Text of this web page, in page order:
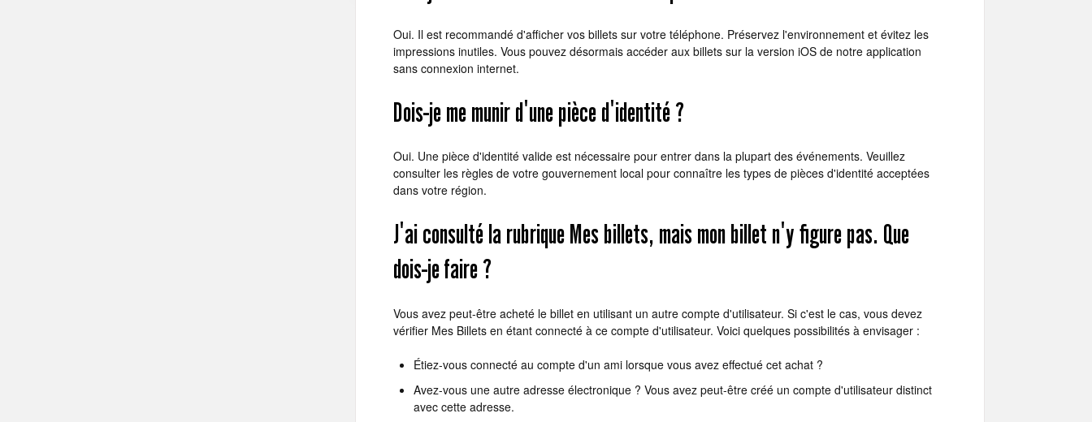
Oui. Il est recommandé d'afficher vos billets sur votre téléphone. Préservez l'environnement et évitez les
impressions inutiles. Vous pouvez désormais accéder aux billets sur la version iOS de notre application
sans connexion internet.
Dois-je me munir d'une pièce d'identité ?
Oui. Une pièce d'identité valide est nécessaire pour entrer dans la plupart des événements. Veuillez
consulter les règles de votre gouvernement local pour connaître les types de pièces d'identité acceptées
dans votre région.
J'ai consulté la rubrique Mes billets, mais mon billet n'y figure pas. Que
dois-je faire ?
Vous avez peut-être acheté le billet en utilisant un autre compte d'utilisateur. Si c'est le cas, vous devez
vérifier Mes Billets en étant connecté à ce compte d'utilisateur. Voici quelques possibilités à envisager :
Étiez-vous connecté au compte d'un ami lorsque vous avez effectué cet achat ?
Avez-vous une autre adresse électronique ? Vous avez peut-être créé un compte d'utilisateur distinct
avec cette adresse.